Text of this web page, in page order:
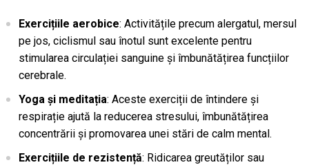
Exercițiile aerobice: Activitățile precum alergatul, mersul
pe jos, ciclismul sau înotul sunt excelente pentru
stimularea circulației sanguine și îmbunătățirea funcțiilor
cerebrale.
Yoga și meditația: Aceste exerciții de întindere și
respirație ajută la reducerea stresului, îmbunătățirea
concentrării și promovarea unei stări de calm mental.
Exercițiile de rezistență: Ridicarea greutăților sau